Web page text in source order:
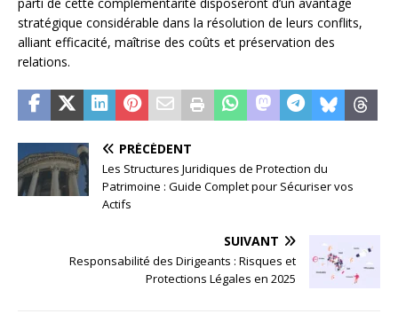
stratégique considérable dans la résolution de leurs conflits,
alliant efficacité, maîtrise des coûts et préservation des
relations.
PRÉCÉDENT
Les Structures Juridiques de Protection du
Patrimoine : Guide Complet pour Sécuriser vos
Actifs
SUIVANT
Responsabilité des Dirigeants : Risques et
Protections Légales en 2025